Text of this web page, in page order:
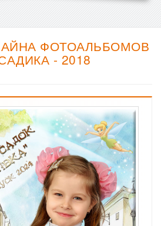
ФОТОАЛЬБОМОВ
- 2018